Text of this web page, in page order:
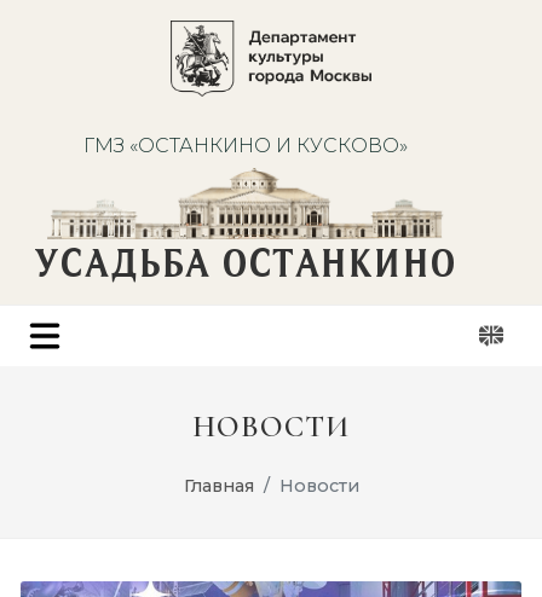
ГМЗ «ОСТАНКИНО И КУСКОВО»
УСАДЬБА ОСТАНКИНО
НОВОСТИ
Главная Новости